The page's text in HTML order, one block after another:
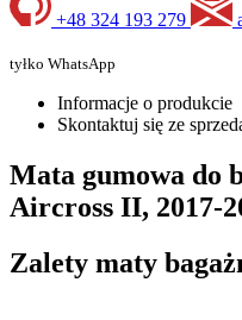
+48 324 193 279
tyłko WhatsApp
Informacje o produkcie
Skontaktuj się ze
Mata gumowa do
Aircross II, 2017-
Zalety maty